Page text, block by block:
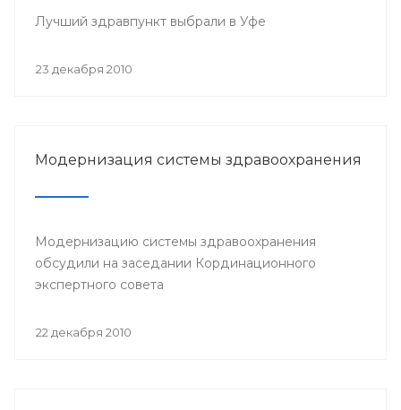
Лучший здравпункт выбрали в Уфе
23 декабря 2010
Модернизация системы здравоохранения
Модернизацию системы здравоохранения
обсудили на заседании Кординационного
экспертного совета
22 декабря 2010